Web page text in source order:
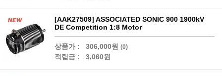
[AAK27509] ASSOCIATED SONIC 900 1900kV
DE Competition 1:8 Motor
상품가 : 306,000원 (0)
적립금 : 3,060원